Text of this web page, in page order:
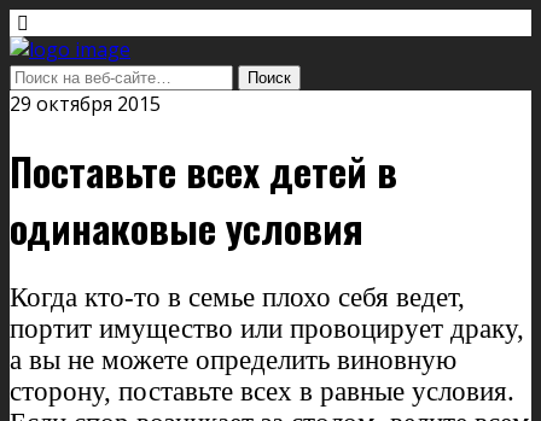
29 октября 2015
Поставьте всех детей в
одинаковые условия
Когда кто-то в семье плохо себя ведет,
портит имущество или провоцирует драку,
а вы не можете определить виновную
сторону, поставьте всех в равные условия.